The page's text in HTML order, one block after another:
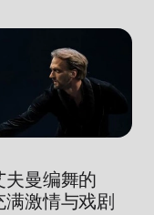
夫曼编舞的
满激情与戏剧